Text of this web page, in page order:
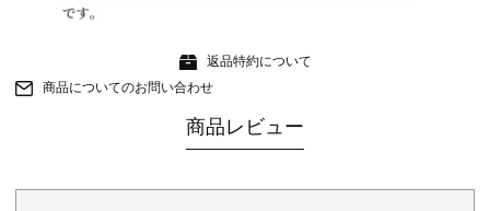
返品特約について
商品についてのお問い合わせ
商品レビュー